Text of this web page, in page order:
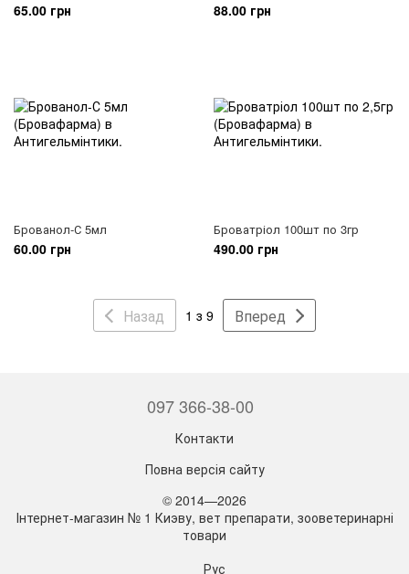
65.00 грн 88.00 грн
Брованол-С 5мл
60.00 грн
Броватріол 100шт по 3гр
490.00 грн
Назад 1 з 9 Вперед
097 366-38-00
Контакти
Повна версія сайту
© 2014—2026
Інтернет-магазин № 1 Киэву, вет препарати, зооветеринарні
товари
Рус